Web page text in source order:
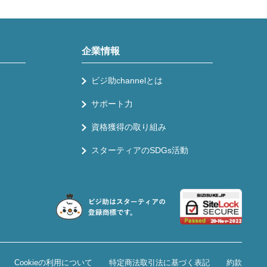
企業情報
ビジ助channelとは
サポート力
資格獲得の取り組み
スターティアのSDGs活動
Cookieの利用について 特定商法取引法に基づく表記 約款